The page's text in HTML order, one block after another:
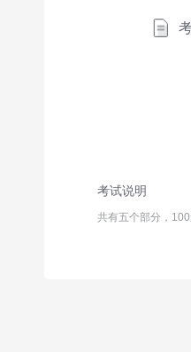
考试说明
共有五个部分，